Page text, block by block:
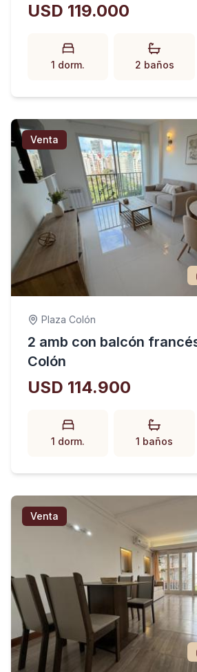
USD 119.000
1 dorm. 2 baños
Venta
Plaza Colón
2 amb con balcón
Colón
USD 114.900
1 dorm. 1 baños
Venta